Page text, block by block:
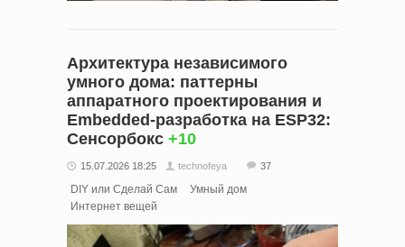
Архитектура независимого
умного дома: паттерны
аппаратного проектирования и
Embedded-разработка на ESP32:
Сенсорбокс +10
15.07.2026 18:25 technofeya 37
DIY или Сделай Сам
Умный дом
Интернет вещей